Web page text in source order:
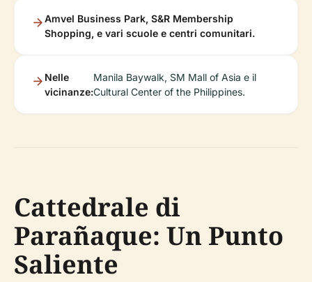
Amvel Business Park, S&R Membership
Shopping, e vari scuole e centri comunitari.
Nelle
vicinanze:
Manila Baywalk, SM Mall of Asia e il
Cultural Center of the Philippines.
Cattedrale di
Parañaque: Un Punto
Saliente